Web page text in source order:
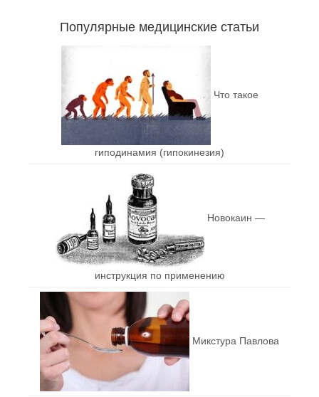
Популярные медицинские статьи
Что такое
гиподинамия (гипокинезия)
Новокаин —
инструкция по применению
Микстура Павлова